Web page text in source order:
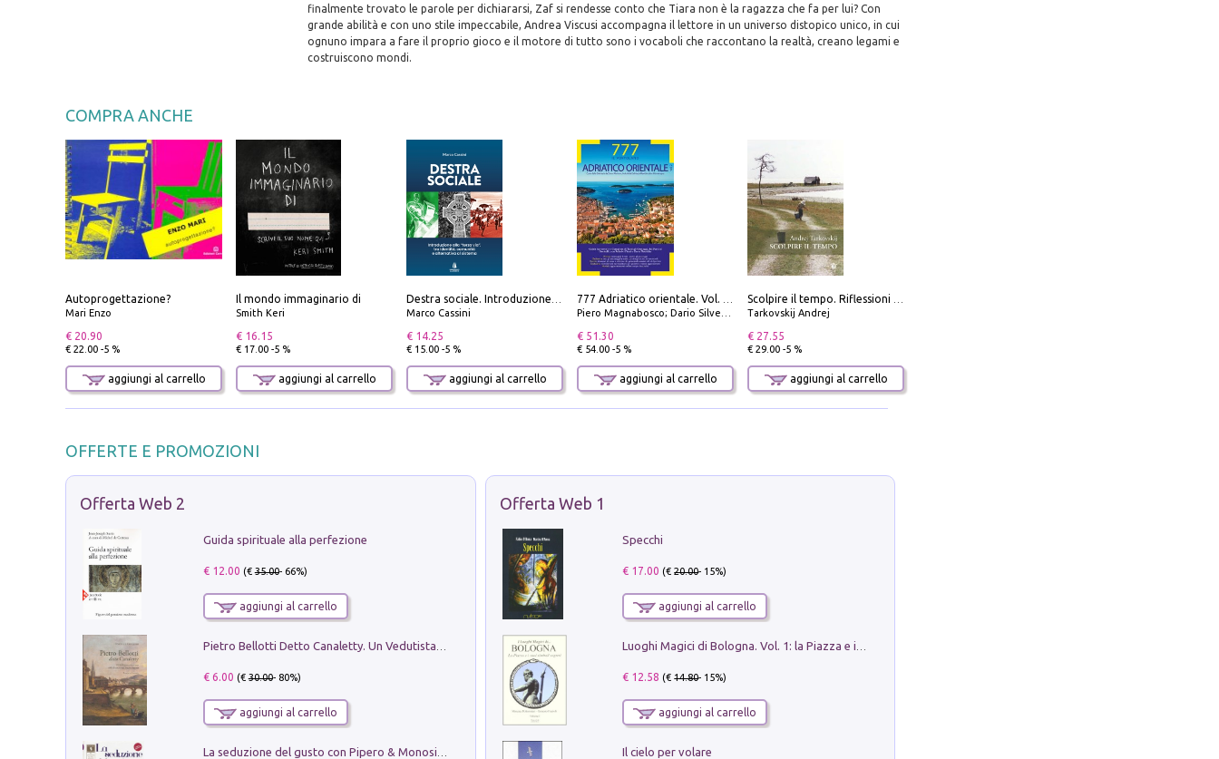
finalmente trovato le parole per dichiararsi, Zaf si rendesse conto che Tiara non è la ragazza che fa per lui? Con
grande abilità e con uno stile impeccabile, Andrea Viscusi accompagna il lettore in un universo distopico unico, in cui
ognuno impara a fare il proprio gioco e il motore di tutto sono i vocaboli che raccontano la realtà, creano legami e
costruiscono mondi.
COMPRA ANCHE
Autoprogettazione?
Mari Enzo
€ 20.90
€ 22.00 -5 %
aggiungi al carrello
Il mondo immaginario di
Smith Keri
€ 16.15
€ 17.00 -5 %
aggiungi al carrello
Marco Cassini
€ 14.25
€ 15.00 -5 %
aggiungi al carrello
Piero Magnabosco; Dario Silvestro; Marco Sbrizzi
€ 51.30
€ 54.00 -5 %
aggiungi al carrello
Tarkovskij Andrej
€ 27.55
€ 29.00 -5 %
aggiungi al carrello
OFFERTE E PROMOZIONI
Offerta Web 2
Guida spirituale alla perfezione
€ 12.00 (€35.00- 66%)
aggiungi al carrello
€ 6.00 (€30.00- 80%)
aggiungi al carrello
Offerta Web 1
Specchi
€ 17.00 (€20.00- 15%)
aggiungi al carrello
€ 12.58 (€14.80- 15%)
aggiungi al carrello
Il cielo per volare